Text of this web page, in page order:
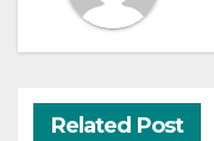
Related Post